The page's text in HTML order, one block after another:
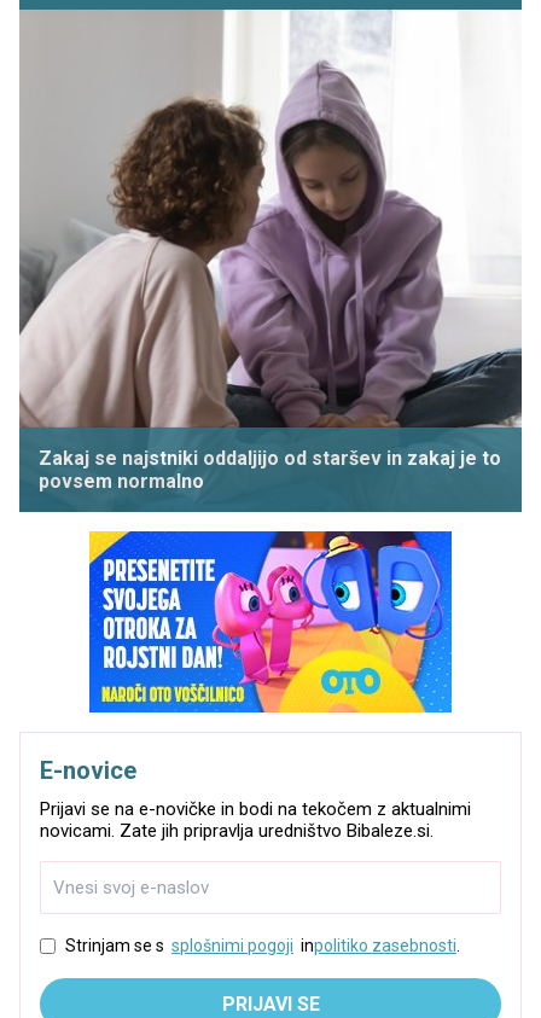
Zakaj se najstniki oddaljijo od staršev in zakaj je to
povsem normalno
E-novice
Prijavi se na e-novičke in bodi na tekočem z aktualnimi
novicami. Zate jih pripravlja uredništvo Bibaleze.si.
Strinjam se s splošnimi pogoji inpolitiko zasebnosti
PRIJAVI SE